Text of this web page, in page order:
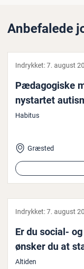
Anbefalede
Indrykket:7. august
Pæ­da­go­gi­ske
nystartet
Habitus
Græsted
Indrykket:7. august
Er du social-
ønsker du at
Altiden